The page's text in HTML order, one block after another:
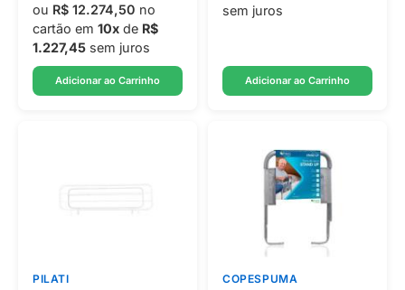
ou R$ 12.274,50 no
cartão em 10x de R$
1.227,45 sem juros
Adicionar ao Carrinho
sem juros
Adicionar ao Carrinho
PILATI
COPESPUMA